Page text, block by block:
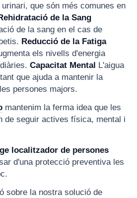
que són més comunes en
de la Sang
de la sang en el cas de
Reducció de la Fatiga
els nivells d'energia
Capacitat Mental L'aigua
que ajuda a mantenir la
persones majors.
mantenim la ferma idea que les
de seguir actives física, mental i
localitzador de persones
d'una protecció preventiva les
sobre la nostra solució de